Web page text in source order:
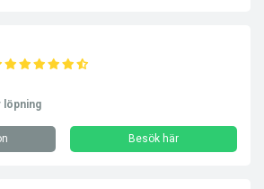
löpning
Besök här